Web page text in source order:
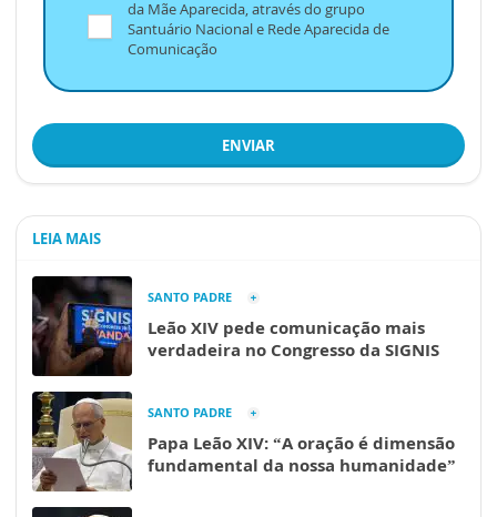
da Mãe Aparecida, através do grupo
Santuário Nacional e Rede Aparecida de
Comunicação
ENVIAR
LEIA MAIS
SANTO PADRE
Leão XIV pede comunicação mais
verdadeira no Congresso da SIGNIS
SANTO PADRE
Papa Leão XIV: “A oração é dimensão
fundamental da nossa humanidade”